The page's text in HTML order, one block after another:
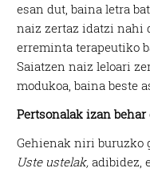
esan dut, baina letra
naiz zertaz idatzi nahi
erreminta terapeutiko
Saiatzen naiz leloari
modukoa, baina beste
Pertsonalak izan behar
Gehienak niri buruzko
Uste ustelak, adibidez,